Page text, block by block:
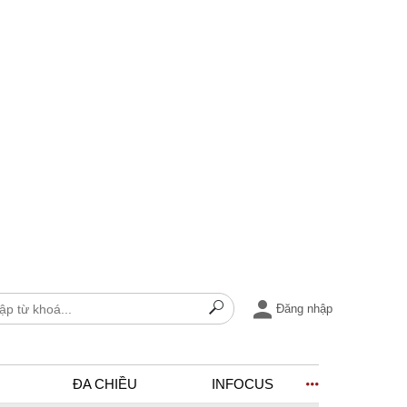
Đăng nhập
ĐA CHIỀU INFOCUS